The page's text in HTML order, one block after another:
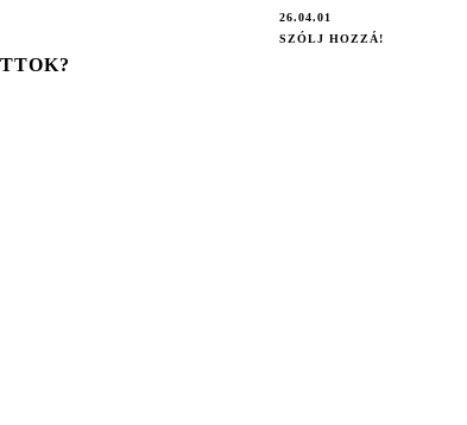
26.04.01
SZÓLJ HOZZÁ!ON